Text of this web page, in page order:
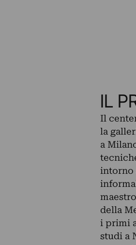
IL
Il
la
a
intorno
della
i primi
studi a